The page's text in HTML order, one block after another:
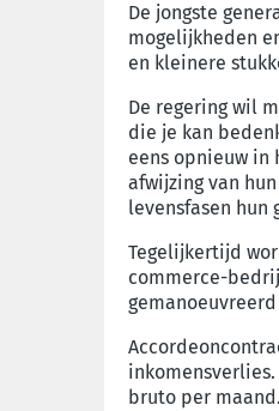
De jongste
mogelijkheden
en kleinere
De regering wil
die je kan
eens opnieuw in
afwijzing van
levensfasen hun
Tegelijkertijd
commerce-
A
inkomensverlies.
bruto per maand .